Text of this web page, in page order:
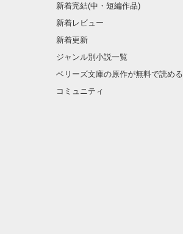
新着完結(中・短編作品)
新着レビュー
新着更新
ジャンル別小説一覧
ベリーズ文庫の原作が無料で読める
コミュニティ